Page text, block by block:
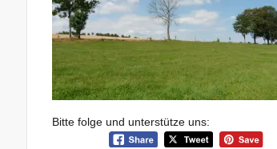
Bitte folge und unterstütze uns: